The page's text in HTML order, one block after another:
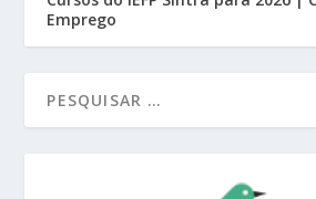
Emprego